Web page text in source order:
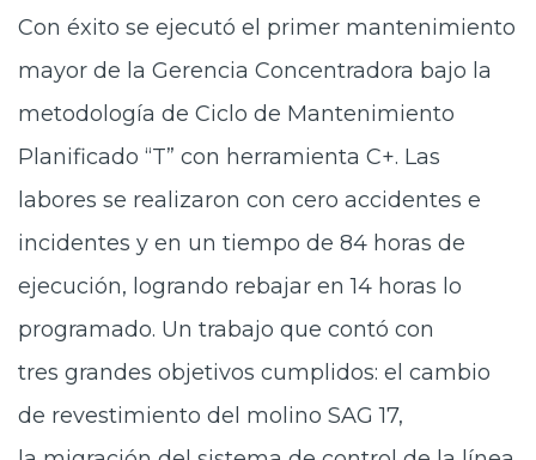
Con éxito se ejecutó el primer mantenimiento
mayor de la Gerencia Concentradora bajo la
metodología de Ciclo de Mantenimiento
Planificado “T” con herramienta C+. Las
labores se realizaron con cero accidentes e
incidentes y en un tiempo de 84 horas de
ejecución, logrando rebajar en 14 horas lo
programado. Un trabajo que contó con
tres grandes objetivos cumplidos: el cambio
de revestimiento del molino SAG 17,